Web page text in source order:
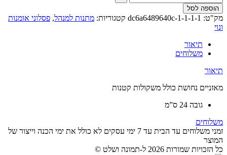
הוספה לסל
מק"ט: dc6a6489640c-1-1-1-1 קטגוריות: מתנות למנהל, פסלוני אומנות
ונוי
תיאור
משלוחים
תיאור
מאזניים נחושת כולל משקולות קטנות
גובה 24 ס”מ
משלוחים
זמני משלוחים עד הבית עד 7 ימי עסקים לא כולל את ימי הכנה וייצור של
המוצר
כל הזכויות שמורות 2026 ל-תמונה ושלט ©